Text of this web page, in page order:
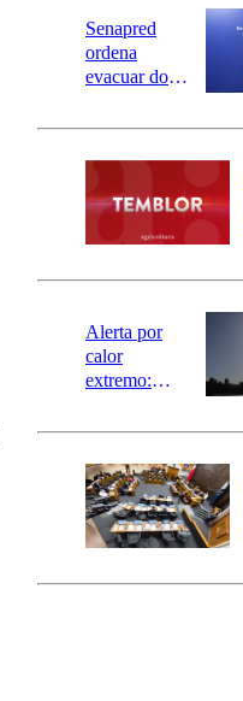
Senapred
ordena
evacuar dos
Carahue por
río Damas:
activa
mensajería
SAE
Alerta por
calor
extremo:
activa Alerta
Preventiva en
tres comunas